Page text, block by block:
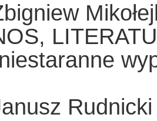
Rudnicki